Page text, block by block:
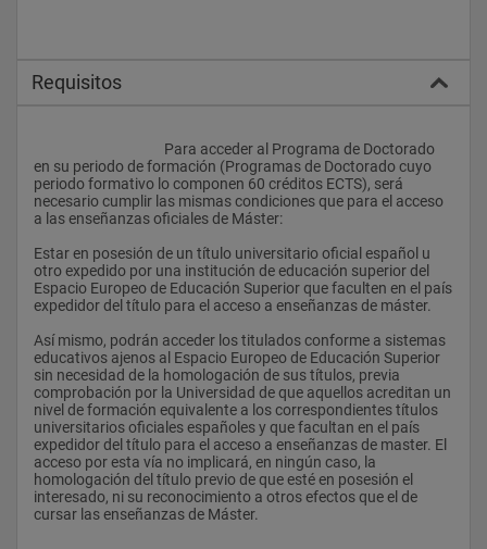
de Doctorado
En su caso, documentos que avalen la mención europea en el
título de Doctor según lo establecido en el artículo 22 del RD
1393/2007, de 29 de octubre.
Para garantizar la calidad de la tesis doctoral el doctorando
aportará una publicación de calidad firmada por él que incluya
parte de los resultados de la tesis o, alternativamente, un
informe pormenorizado de un experto en la materia. Dicho
universidad de procedencia del doctorando o de sus directores
y además no podrá formar parte del Tribunal de la Tesis. El
Consejo Asesor de Doctorado podrá interpretar cuando el
informe o la publicación es válido o no.
Todo esto se acompañará de dos ejemplares de la tesis, uno
en papel (firmado por el director/es de la tesis y por el
doctorando) y otro en formato electrónico, que quedarán en
depósito y en exposición pública durante 15 días naturales. El
ejemplar en formato electrónico se remitirá a la biblioteca
universitaria que lo incorporará a la web de la universidad para
Requisitos
en su periodo de formación (Programas de Doctorado cuyo
periodo formativo lo componen 60 créditos ECTS), será
necesario cumplir las mismas condiciones que para el acceso
a las enseñanzas oficiales de Máster:
Estar en posesión de un título universitario oficial español u
otro expedido por una institución de educación superior del
Espacio Europeo de Educación Superior que faculten en el país
expedidor del título para el acceso a enseñanzas de máster.
Así mismo, podrán acceder los titulados conforme a sistemas
educativos ajenos al Espacio Europeo de Educación Superior
sin necesidad de la homologación de sus títulos, previa
comprobación por la Universidad de que aquellos acreditan un
nivel de formación equivalente a los correspondientes títulos
universitarios oficiales españoles y que facultan en el país
expedidor del título para el acceso a enseñanzas de master. El
acceso por esta vía no implicará, en ningún caso, la
homologación del título previo de que esté en posesión el
interesado, ni su reconocimiento a otros efectos que el de
cursar las enseñanzas de Máster.